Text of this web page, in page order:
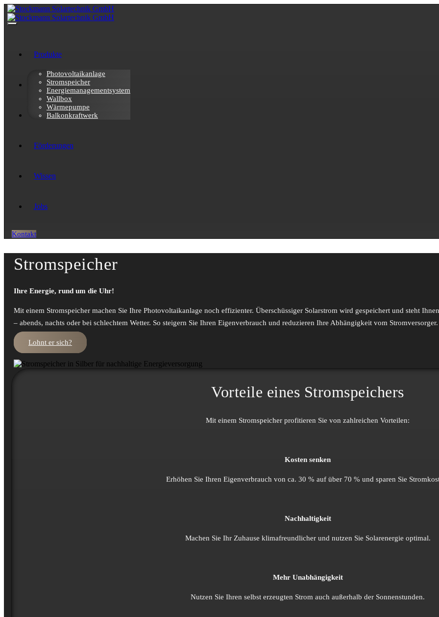
Produkte
Photovoltaikanlage
Stromspeicher
Energiemanagementsystem
Wallbox
Wärmepumpe
Balkonkraftwerk
Über uns
Referenzen
Förderungen
Wissen
Jobs
Kontakt
Stromspeicher
Ihre Energie, rund um die Uhr!
Mit einem Strom­­speicher machen Sie Ihre Photo­­voltaik­­anlage noch effizienter. Überschüssiger Solar­­strom wird gespeichert und steht
– abends, nachts oder bei schlechtem Wetter. So steigern Sie Ihren Eigen­­verbrauch und reduzieren Ihre Abhängigkeit vom Strom­­versorger.
Lohnt er sich?
Vorteile eines Strom­speichers
Mit einem Stromspeicher profitieren Sie von zahl­reichen Vorteilen:
Kosten senken
Erhöhen Sie Ihren Eigen­verbrauch von ca. 30 % auf über 70 % und sparen Sie
Nach­haltig­keit
Machen Sie Ihr Zuhause klima­freundlicher und nutzen Sie Solar­energie optimal.
Mehr Unabhängigkeit
Nutzen Sie Ihren selbst erzeugten Strom auch außer­halb der Sonnen­stunden.